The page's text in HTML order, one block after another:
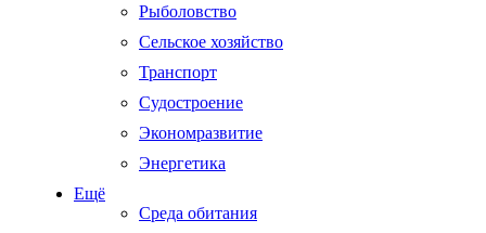
Рыболовство
Сельское хозяйство
Транспорт
Судостроение
Экономразвитие
Энергетика
Ещё
Среда обитания